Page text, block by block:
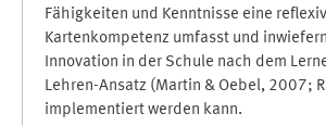
Fähigkeiten und Kenntnisse eine
Kartenkompetenz umfasst und
Innovation in der Schule nach dem
Lehren-Ansatz (Martin & Oebel, 2007;
implementiert werden kann.